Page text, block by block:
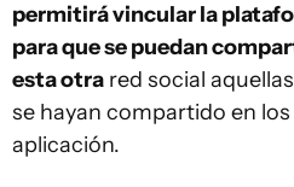
permitirá vincular la
para que se puedan
esta otra red social
se hayan compartido en
aplicación.